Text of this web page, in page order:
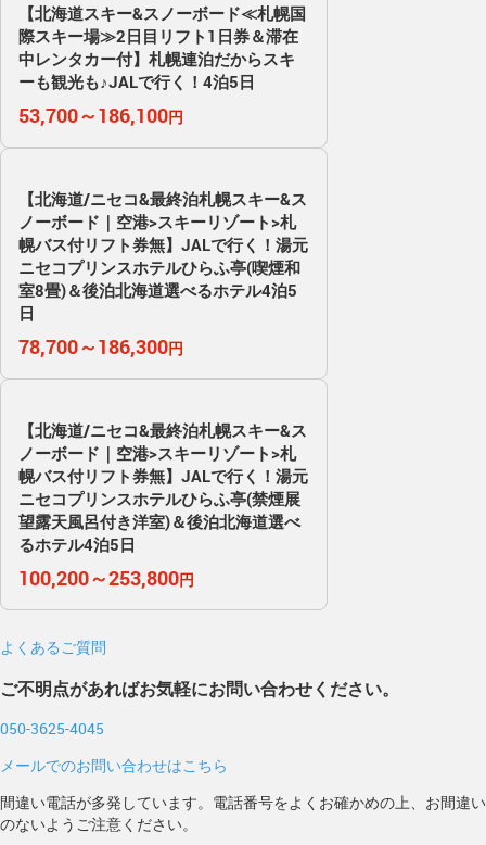
【北海道スキー&スノーボード≪札幌国
際スキー場≫2日目リフト1日券＆滞在
中レンタカー付】札幌連泊だからスキ
ーも観光も♪JALで行く！4泊5日
53,700～186,100円
【北海道/ニセコ&最終泊札幌スキー&ス
ノーボード｜空港>スキーリゾート>札
幌バス付リフト券無】JALで行く！湯元
ニセコプリンスホテルひらふ亭(喫煙和
室8畳)＆後泊北海道選べるホテル4泊5
日
78,700～186,300円
【北海道/ニセコ&最終泊札幌スキー&ス
ノーボード｜空港>スキーリゾート>札
幌バス付リフト券無】JALで行く！湯元
ニセコプリンスホテルひらふ亭(禁煙展
望露天風呂付き洋室)＆後泊北海道選べ
るホテル4泊5日
100,200～253,800円
よくあるご質問
ご不明点があればお気軽にお問い合わせください。
050-3625-4045
メールでのお問い合わせはこちら
間違い電話が多発しています。電話番号をよくお確かめの上、お間違い
のないようご注意ください。